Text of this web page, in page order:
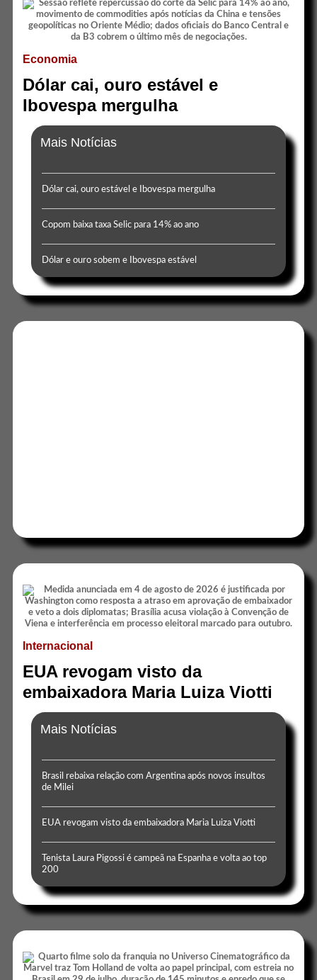
Economia
Dólar cai, ouro estável e
Ibovespa mergulha
Mais Notícias
Dólar cai, ouro estável e Ibovespa mergulha
Copom baixa taxa Selic para 14% ao ano
Dólar e ouro sobem e Ibovespa estável
Internacional
EUA revogam visto da
embaixadora Maria Luiza Viotti
Mais Notícias
Brasil rebaixa relação com Argentina após novos insultos
de Milei
EUA revogam visto da embaixadora Maria Luiza Viotti
Tenista Laura Pigossi é campeã na Espanha e volta ao top
200